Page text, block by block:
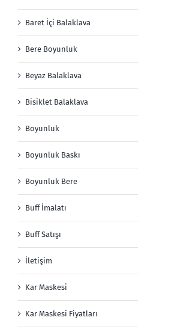
Baret İçi Balaklava
Bere Boyunluk
Beyaz Balaklava
Bisiklet Balaklava
Boyunluk
Boyunluk Baskı
Boyunluk Bere
Buff İmalatı
Buff Satışı
İletişim
Kar Maskesi
Kar Maskesi Fiyatları